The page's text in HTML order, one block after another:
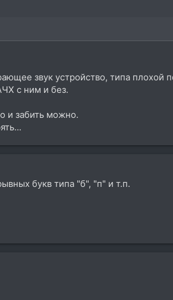
звук устройство, типа плохой
с ним и без.
и забить можно.
букв типа "б", "п" и т.п.